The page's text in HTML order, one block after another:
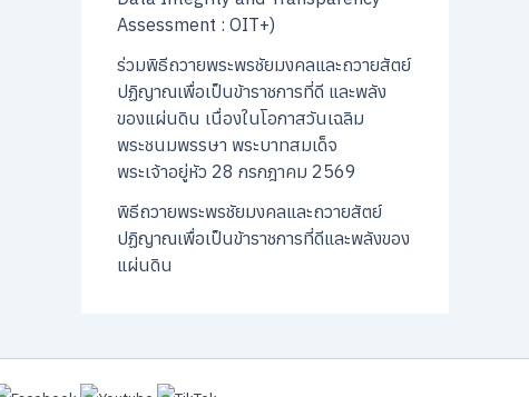
Assessment : OIT+)
ร่วมพิธีถวายพระพรชัยมงคลและถวายสัตย์
ปฏิญาณเพื่อเป็นข้าราชการที่ดี และพลัง
ของแผ่นดิน เนื่องในโอกาสวันเฉลิม
พระชนมพรรษา พระบาทสมเด็จ
พระเจ้าอยู่หัว 28 กรกฎาคม 2569
พิธีถวายพระพรชัยมงคลและถวายสัตย์
ปฏิญาณเพื่อเป็นข้าราชการที่ดีและพลังของ
แผ่นดิน